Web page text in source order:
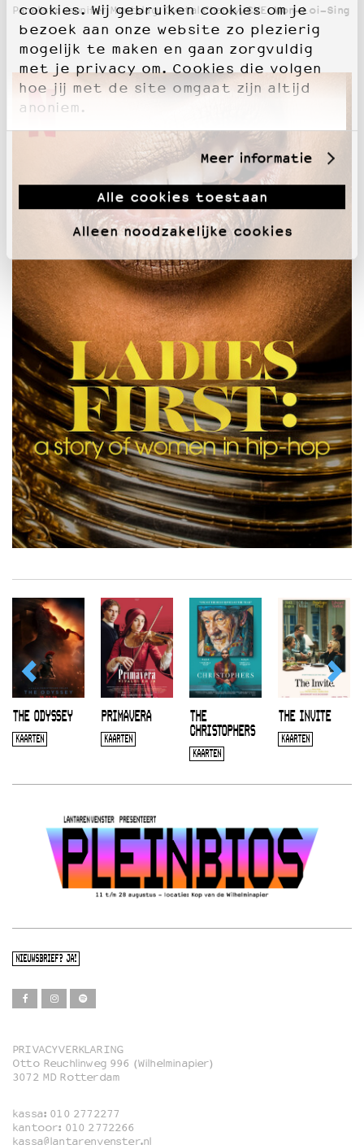
cookies. Wij gebruiken cookies om je
bezoek aan onze website zo plezierig
mogelijk te maken en gaan zorgvuldig
met je privacy om. Cookies die volgen
hoe jij met de site omgaat zijn altijd
anoniem.
Meer informatie
Alle cookies toestaan
Alleen noodzakelijke cookies
Panelist: Jennifer Muntslag, Cystal Chanay,CYE Won-Loi-Sing
THE ODYSSEY
KAARTEN
PRIMAVERA
KAARTEN
THE
CHRISTOPHERS
KAARTEN
THE INVITE
KAARTEN
NIEUWSBRIEF? JA!
Film
Familie
PRIVACYVERKLARING
Otto Reuchlinweg 996 (Wilhelminapier)
3072 MD Rotterdam
kassa: 010 2772277
kantoor: 010 2772266
kassa@lantarenvenster.nl